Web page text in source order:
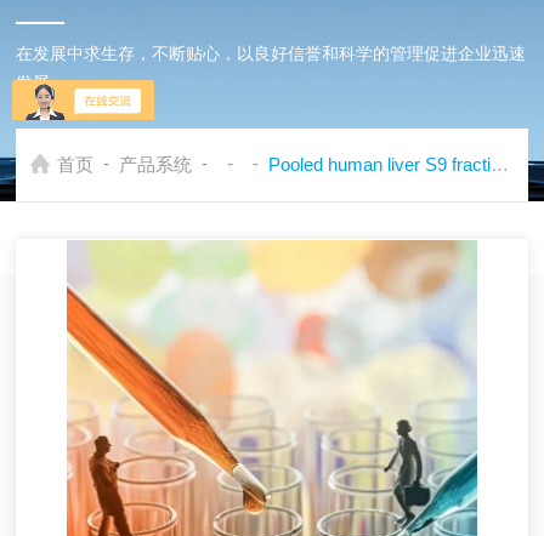
在发展中求生存，不断贴心，以良好信誉和科学的管理促进企业迅速
发展
首页 - 产品系统 - - - Pooled human liver S9 fraction人肝S9